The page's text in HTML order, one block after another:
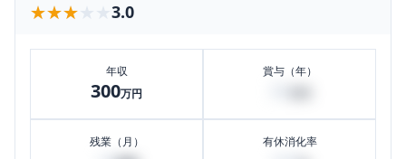
★★★★★
★★★★★ 3.0
年収
300万円
賞与（年）
残業（月） 有休消化率